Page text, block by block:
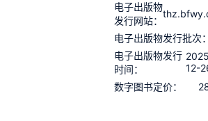
电子出版物
发行网站：
电子出版物发行批次
电子出版物发行
时间：
12-
数字图书定价：